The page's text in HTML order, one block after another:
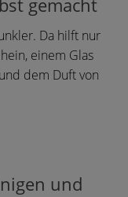
Da hilft nur
einem Glas
dem Duft von
und